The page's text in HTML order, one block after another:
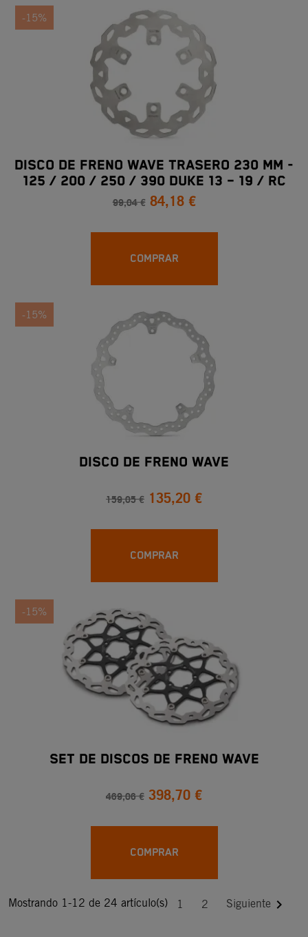
-15%
DISCO DE FRENO WAVE TRASERO 230 MM -
125 / 200 / 250 / 390 DUKE 13 – 19 / RC
125 / 200 / 250 / 390 14 – 19
99,04 € 84,18 €
COMPRAR
-15%
DISCO DE FRENO WAVE
159,05 € 135,20 €
COMPRAR
-15%
SET DE DISCOS DE FRENO WAVE
469,06 € 398,70 €
COMPRAR
Mostrando 1-12 de 24 artículo(s) 1 2 Siguiente 